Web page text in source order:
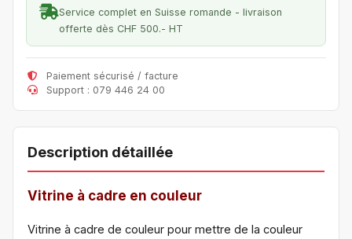
Service complet en Suisse romande - livraison
offerte dès CHF 500.- HT
Paiement sécurisé / facture
Support : 079 446 24 00
Description détaillée
Vitrine à cadre en couleur
Vitrine à cadre de couleur pour mettre de la couleur